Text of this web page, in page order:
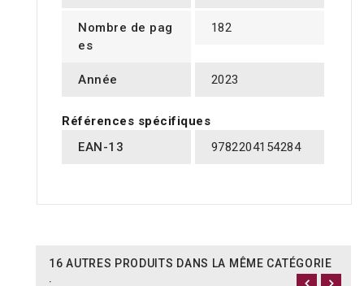
Nombre de pag
es
182
Année 2023
Références spécifiques
EAN-13
9782204154284
16 AUTRES PRODUITS DANS LA MÊME CATÉGORIE